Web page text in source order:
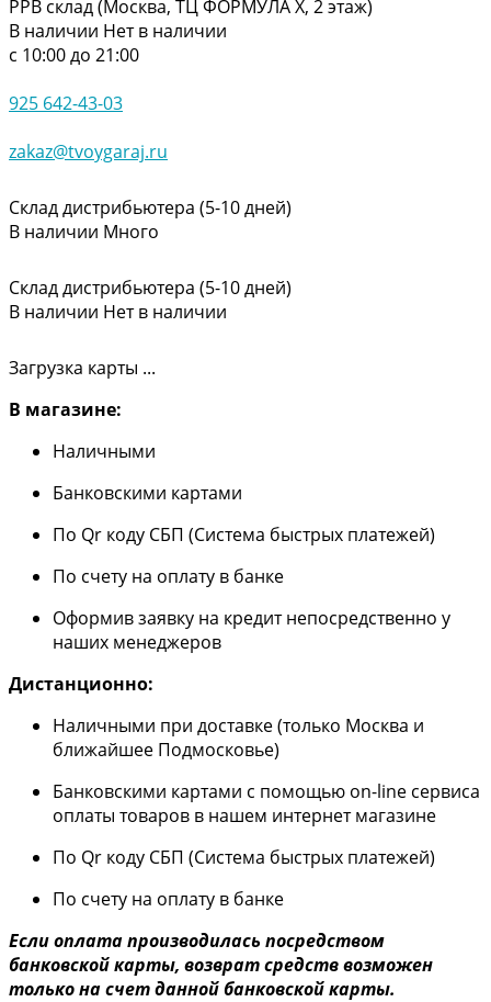
РРВ склад (Москва, ТЦ ФОРМУЛА Х, 2 этаж)
В наличии Нет в наличии
с 10:00 до 21:00
925 642-43-03
zakaz@tvoygaraj.ru
Склад дистрибьютера (5-10 дней)
В наличии Много
Склад дистрибьютера (5-10 дней)
В наличии Нет в наличии
Загрузка карты ...
В магазине:
Наличными
Банковскими картами
По Qr коду СБП (Система быстрых платежей)
По счету на оплату в банке
Оформив заявку на кредит непосредственно у
наших менеджеров
Дистанционно:
Наличными при доставке (только Москва и
ближайшее Подмосковье)
Банковскими картами с помощью on-line сервиса
оплаты товаров в нашем интернет магазине
По Qr коду СБП (Система быстрых платежей)
По счету на оплату в банке
Если оплата производилась посредством
банковской карты, возврат средств возможен
только на счет данной банковской карты.